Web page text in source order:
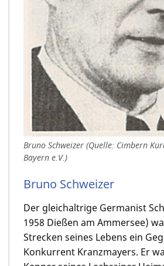
Bruno Schweizer (Quelle: Cimbern
Bayern e.V.)
Bruno Schweizer
Der gleichaltrige Germanist
1958 Dießen am Ammersee)
Strecken seines Lebens ein
Konkurrent Kranzmayers. Er